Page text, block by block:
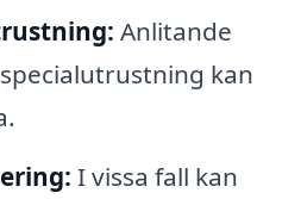
Anlitande
kan
I vissa fall kan